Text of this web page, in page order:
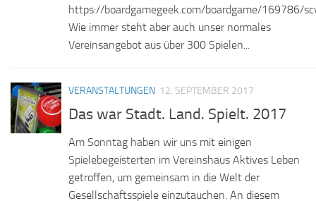
https://boardgamegeek.com/boardgame/169786/
Wie immer steht aber auch unser normales
Vereinsangebot aus über 300 Spielen...
VERANSTALTUNGEN 12. SEPTEMBER 2017
Das war Stadt. Land. Spielt. 2017
Am Sonntag haben wir uns mit einigen
Spielebegeisterten im Vereinshaus Aktives Leben
getroffen, um gemeinsam in die Welt der
Gesellschaftsspiele einzutauchen. An diesem